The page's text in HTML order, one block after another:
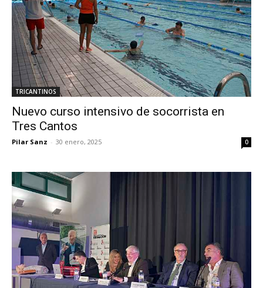
TRICANTINOS
Nuevo curso intensivo de socorrista en
Tres Cantos
Pilar Sanz - 30 enero, 2025 0